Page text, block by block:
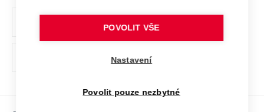
Ochrana osobních údajů
odkaz)
POVOLIT VŠE
Nastavení
Povolit pouze nezbytné